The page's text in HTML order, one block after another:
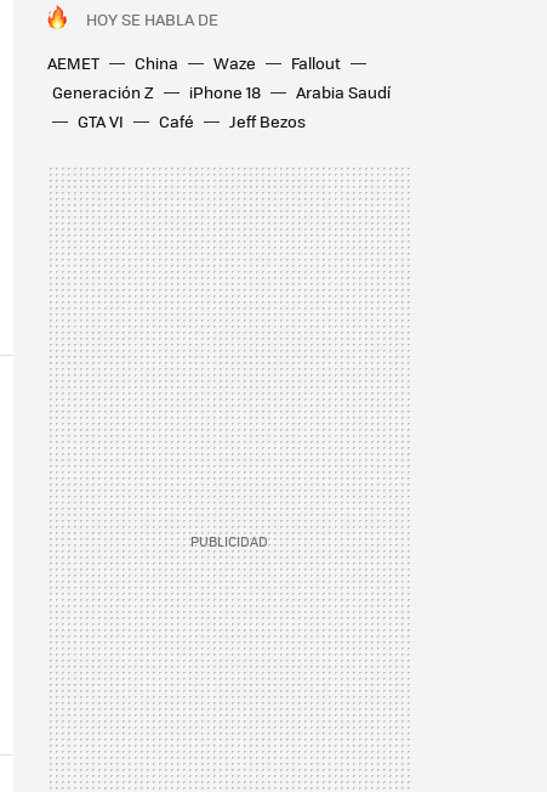
HOY SE HABLA DE
AEMET
China Waze
Fallout
Generación Z
iPhone 18
Arabia Saudí
GTA VI
Café Jeff Bezos